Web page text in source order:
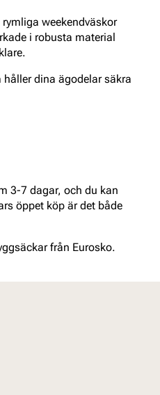
weekendväskor
i robusta material
dina ägodelar säkra
3-7 dagar, och du kan
öppet köp är det både
från Eurosko.